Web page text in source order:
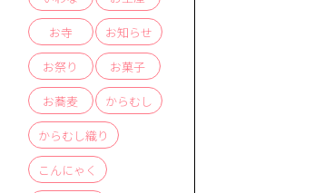
お寺
お知らせ
お祭り
お菓子
お蕎麦
からむし
からむし織り
こんにゃく